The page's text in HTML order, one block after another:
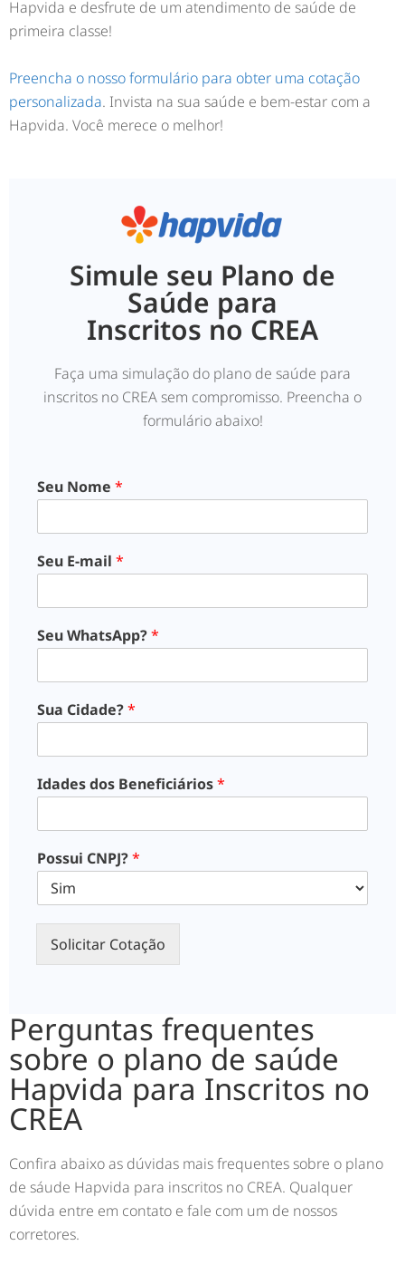
Hapvida e desfrute de um atendimento de saúde de
primeira classe!
Preencha o nosso formulário para obter uma cotação
personalizada. Invista na sua saúde e bem-estar com a
Hapvida. Você merece o melhor!
Simule seu Plano de
Saúde para
Inscritos no CREA
Faça uma simulação do plano de saúde para
inscritos no CREA sem compromisso. Preencha o
formulário abaixo!
Seu Nome *
Seu E-mail *
Seu WhatsApp?*
Sua Cidade?*
Idades dos Beneficiários*
Possui CNPJ?*
Solicitar Cotação
Perguntas frequentes
sobre o plano de saúde
Hapvida para Inscritos no
CREA
Confira abaixo as dúvidas mais frequentes sobre o plano
de sáude Hapvida para inscritos no CREA. Qualquer
dúvida entre em contato e fale com um de nossos
corretores.